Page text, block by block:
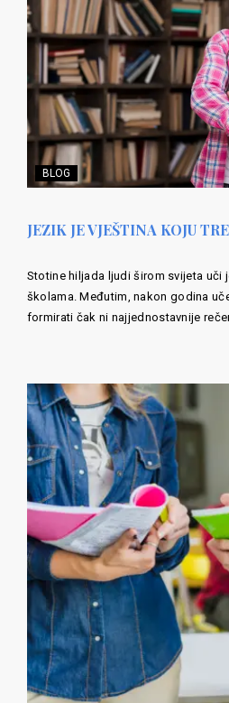
BLOG
JEZIK JE VJEŠTINA KOJU
Stotine hiljada ljudi širom svijeta uči
školama. Međutim, nakon godina
formirati čak ni najjednostavnije